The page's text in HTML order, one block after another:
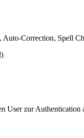
Correction, Spell
User zur